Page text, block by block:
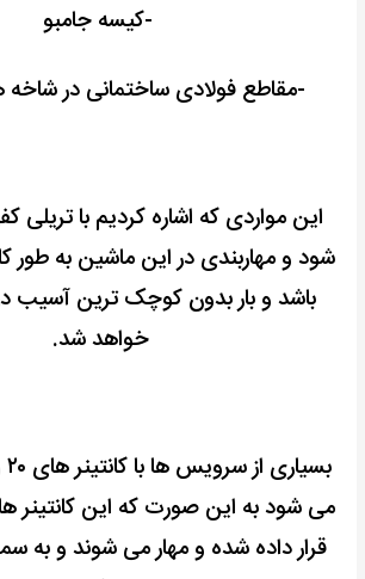
-کیسه جامبو
-مقاطع فولادی ساختمانی در شاخه های ۱۲
این مواردی که اشاره کردیم با
شود و مهاربندی در این ماشین به طور
باشد و بار بدون کوچک ترین آسیب
خواهد شد.
می شود به این صورت که این کانتینر
قرار داده شده و مهار می شوند و